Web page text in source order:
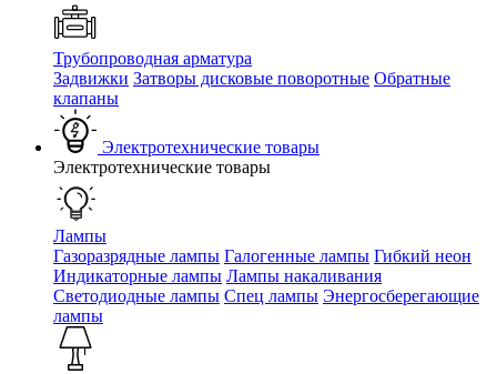
Трубопроводная арматура
Задвижки Затворы дисковые поворотные Обратные
клапаны
Электротехнические товары
Электротехнические товары
Лампы
Газоразрядные лампы Галогенные лампы Гибкий неон
Индикаторные лампы Лампы накаливания
Светодиодные лампы Спец лампы Энергосберегающие
лампы